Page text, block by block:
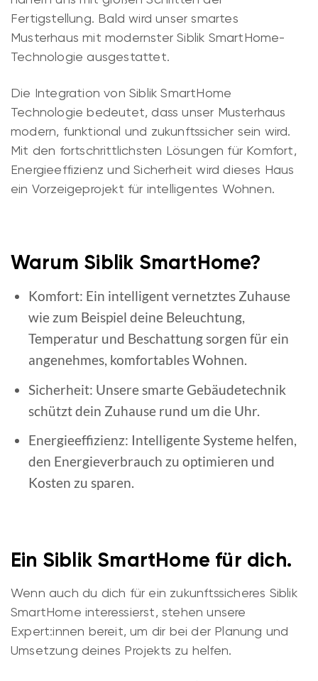
Fertigstellung. Bald wird unser smartes
Musterhaus mit modernster Siblik SmartHome-
Technologie ausgestattet.
Die Integration von Siblik SmartHome
Technologie bedeutet, dass unser Musterhaus
modern, funktional und zukunftssicher sein wird.
Mit den fortschrittlichsten Lösungen für Komfort,
Energieeffizienz und Sicherheit wird dieses Haus
ein Vorzeigeprojekt für intelligentes Wohnen.
Warum Siblik SmartHome?
Komfort: Ein intelligent vernetztes Zuhause
wie zum Beispiel deine Beleuchtung,
Temperatur und Beschattung sorgen für ein
angenehmes, komfortables Wohnen.
Sicherheit: Unsere smarte Gebäudetechnik
schützt dein Zuhause rund um die Uhr.
Energieeffizienz: Intelligente Systeme helfen,
den Energieverbrauch zu optimieren und
Kosten zu sparen.
Ein Siblik SmartHome für dich.
Wenn auch du dich für ein zukunftssicheres Siblik
SmartHome interessierst, stehen unsere
Expert:innen bereit, um dir bei der Planung und
Umsetzung deines Projekts zu helfen.